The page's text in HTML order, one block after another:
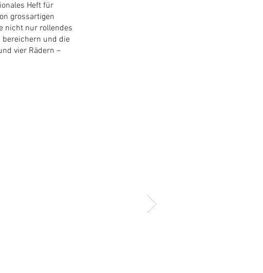
Heft für
grossartigen
nicht nur rollendes
bereichern und die
vier Rädern –